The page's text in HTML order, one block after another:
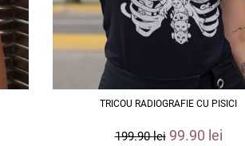
TRICOU RADIOGRAFIE CU PISICI
199.90lei 99.90 lei